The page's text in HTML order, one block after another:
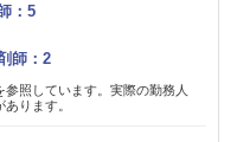
：5
師：2
照しています。実際の勤務人
ります。